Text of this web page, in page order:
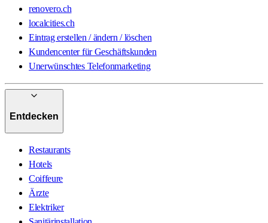
renovero.ch
localcities.ch
Eintrag erstellen / ändern / löschen
Kundencenter für Geschäftskunden
Unerwünschtes Telefonmarketing
Entdecken
Restaurants
Hotels
Coiffeure
Ärzte
Elektriker